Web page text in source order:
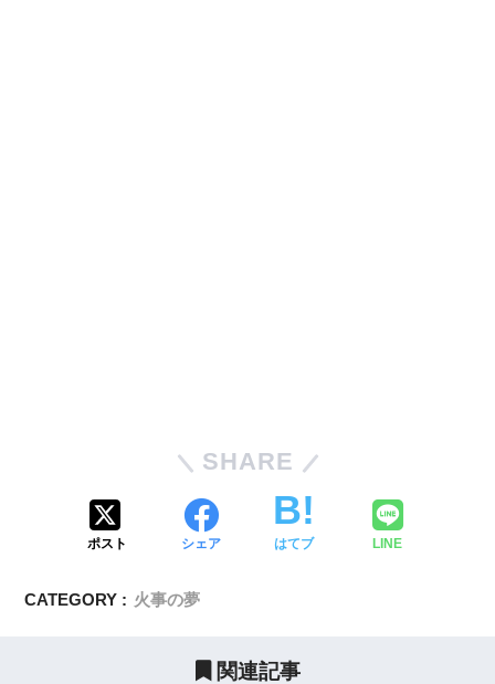
SHARE
ポスト シェア はてブ LINE
CATEGORY : 火事の夢
関連記事